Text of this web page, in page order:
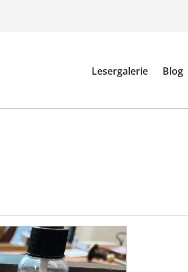
Lesergalerie Blog